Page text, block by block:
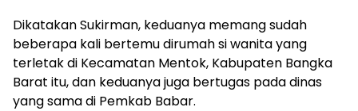
Dikatakan Sukirman, keduanya memang sudah
beberapa kali bertemu dirumah si wanita yang
terletak di Kecamatan Mentok, Kabupaten Bangka
Barat itu, dan keduanya juga bertugas pada dinas
yang sama di Pemkab Babar.